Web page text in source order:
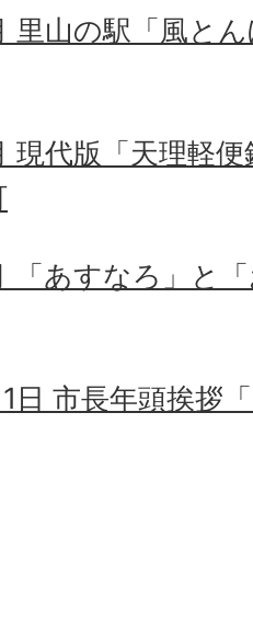
里山の駅「風と
現代版「天理軽
「あすなろ」と
日 市長年頭挨拶